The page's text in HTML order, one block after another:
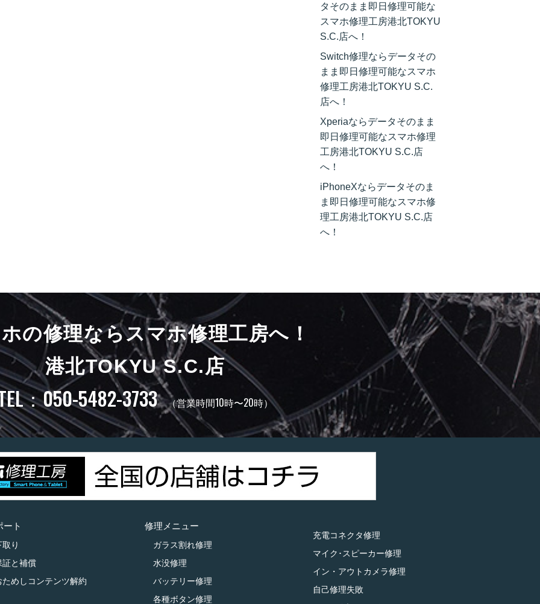
タそのまま即日修理可能な
スマホ修理工房港北TOKYU
S.C.店へ！
Switch修理ならデータその
まま即日修理可能なスマホ
修理工房港北TOKYU S.C.
店へ！
Xperiaならデータそのまま
即日修理可能なスマホ修理
工房港北TOKYU S.C.店
へ！
iPhoneXならデータそのま
ま即日修理可能なスマホ修
理工房港北TOKYU S.C.店
へ！
の修理ならスマホ修理工房へ！
港北TOKYU S.C.店
：050-5482-3733 （営業時間10時〜20時）
ート
取り
証と補償
ためしコンテンツ解約
修理メニュー
ガラス割れ修理
水没修理
バッテリー修理
各種ボタン修理
充電コネクタ修理
マイク･スピーカー修理
イン・アウトカメラ修理
自己修理失敗